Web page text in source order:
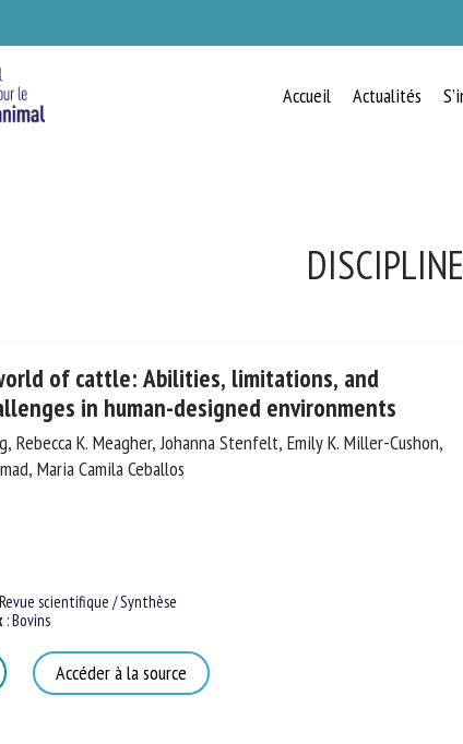
Accueil Actualités
of cattle: Abilities, limitations, and
in human-designed environments
Rebecca K. Meagher, Johanna Stenfelt, Emily K. Miller-
Ahmmad, Maria Camila Ceballos
Revue scientifique / Synthèse
:Bovins
Accéder à la source
BIEN-
Veuillez remplir le formulaire ci-
utilisées dans le cadre de la relation